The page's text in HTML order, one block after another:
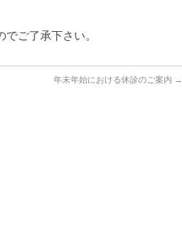
ご了承下さい。
年末年始における休診のご案内 →